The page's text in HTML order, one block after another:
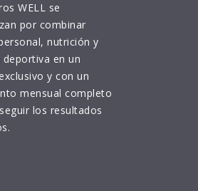
WELL se
por combinar
nutrición y
deportiva en un
y con un
mensual completo
los resultados